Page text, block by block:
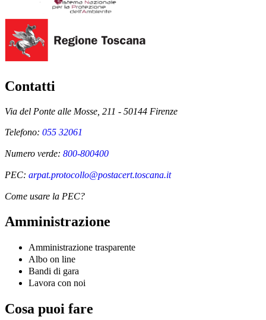
Contatti
Via del Ponte alle Mosse, 211 - 50144 Firenze
Telefono: 055 32061
Numero verde: 800-800400
PEC: arpat.protocollo@postacert.toscana.it
Come usare la PEC?
Amministrazione
Amministrazione trasparente
Albo on line
Bandi di gara
Lavora con noi
Cosa puoi fare